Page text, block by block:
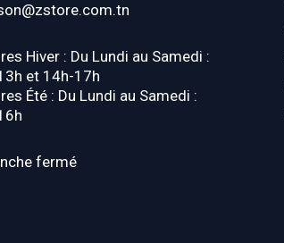
Hiver : Du Lundi au Samedi :
et 14h-17h
Été : Du Lundi au Samedi :
fermé